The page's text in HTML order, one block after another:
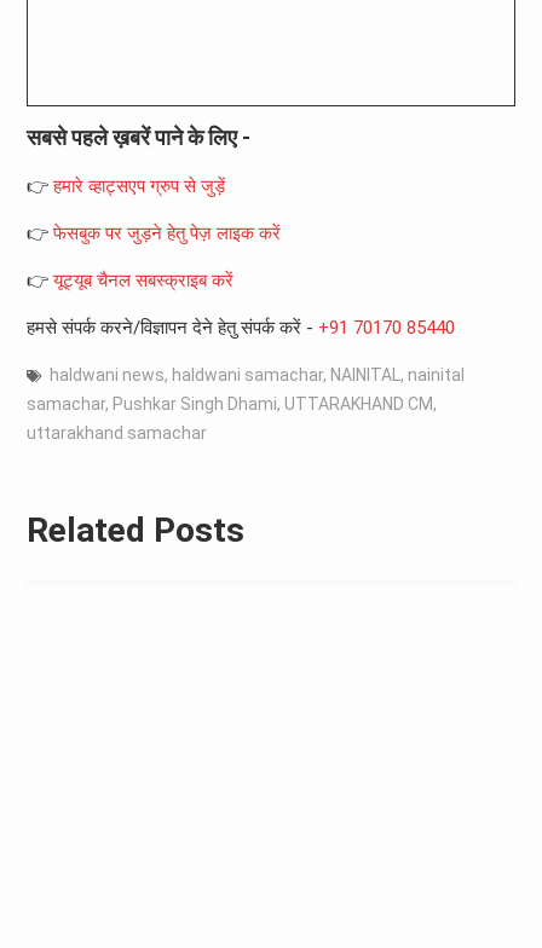
सबसे पहले ख़बरें पाने के लिए -
👉हमारे व्हाट्सएप ग्रुप से जुड़ें
👉फेसबुक पर जुड़ने हेतु पेज़ लाइक करें
👉यूट्यूब चैनल सबस्क्राइब करें
हमसे संपर्क करने/विज्ञापन देने हेतु संपर्क करें - +91 70170 85440
haldwani news, haldwani samachar, NAINITAL , nainital
samachar, Pushkar Singh Dhami, UTTARAKHAND CM,
uttarakhand samachar
Related Posts